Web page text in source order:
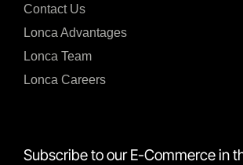
Contact Us
Lonca Advantages
Lonca Team
Lonca Careers
Subscribe to our E-Commerce in